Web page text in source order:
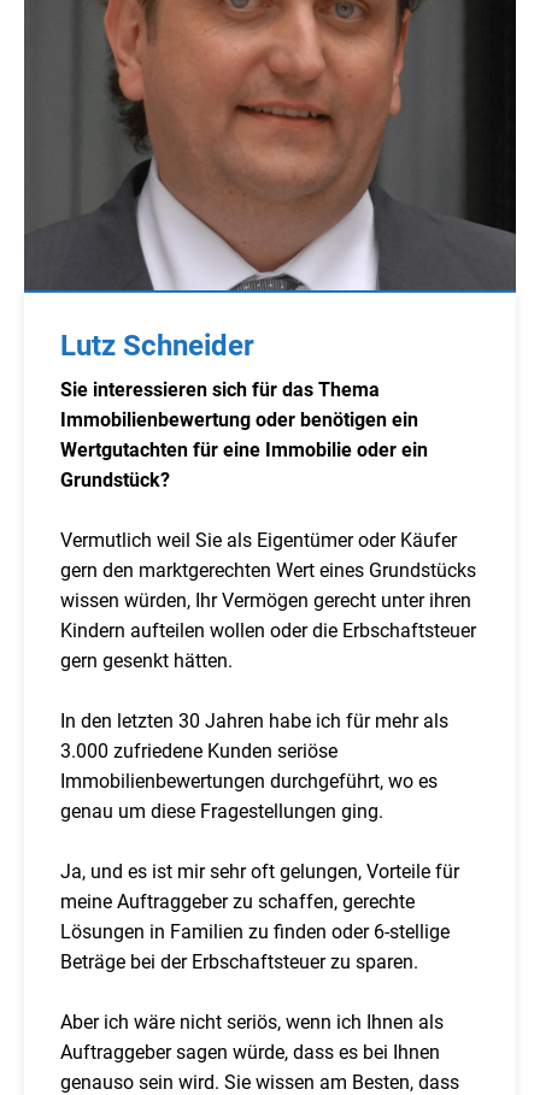
Lutz Schneider
Sie interessieren sich für das Thema
Immobilienbewertung oder benötigen ein
Wertgutachten für eine Immobilie oder ein
Grundstück?
Vermutlich weil Sie als Eigentümer oder Käufer
gern den marktgerechten Wert eines Grundstücks
wissen würden, Ihr Vermögen gerecht unter ihren
Kindern aufteilen wollen oder die Erbschaftsteuer
gern gesenkt hätten.
In den letzten 30 Jahren habe ich für mehr als
3.000 zufriedene Kunden seriöse
Immobilienbewertungen durchgeführt, wo es
genau um diese Fragestellungen ging.
Ja, und es ist mir sehr oft gelungen, Vorteile für
meine Auftraggeber zu schaffen, gerechte
Lösungen in Familien zu finden oder 6-stellige
Beträge bei der Erbschaftsteuer zu sparen.
Aber ich wäre nicht seriös, wenn ich Ihnen als
Auftraggeber sagen würde, dass es bei Ihnen
genauso sein wird. Sie wissen am Besten, dass